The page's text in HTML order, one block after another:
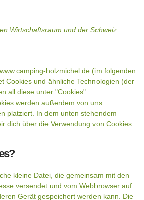
zuletzt am 19. Februar 2026
Wirtschaftsraum und der Schweiz.
holzmichel.de (im folgenden:
Cookies und ähnliche Technologien (der
all diese unter "Cookies"
werden außerdem von uns
platziert. In dem unten stehendem
dich über die Verwendung von Cookies
kleine Datei, die gemeinsam mit den
versendet und vom Webbrowser auf
Gerät gespeichert werden kann. Die